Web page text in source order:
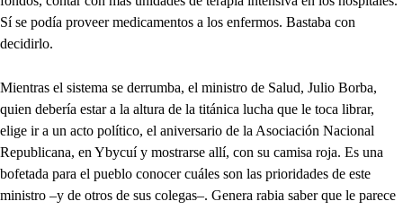
Sí se podía proveer medicamentos a los enfermos. Bastaba con
decidirlo.
Mientras el sistema se derrumba, el ministro de Salud, Julio Borba,
quien debería estar a la altura de la titánica lucha que le toca librar,
elige ir a un acto político, el aniversario de la Asociación Nacional
Republicana, en Ybycuí y mostrarse allí, con su camisa roja. Es una
bofetada para el pueblo conocer cuáles son las prioridades de este
ministro –y de otros de sus colegas–. Genera rabia saber que le parece